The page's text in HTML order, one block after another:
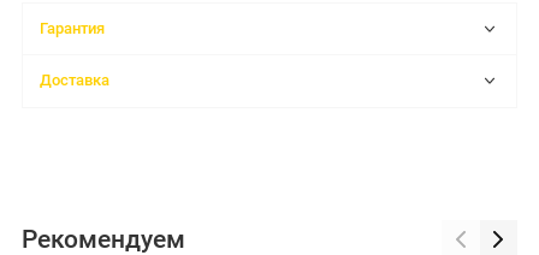
Гарантия
Доставка
Рекомендуем